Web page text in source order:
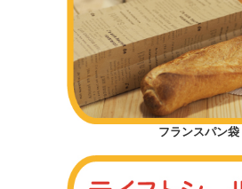
フランスパン袋